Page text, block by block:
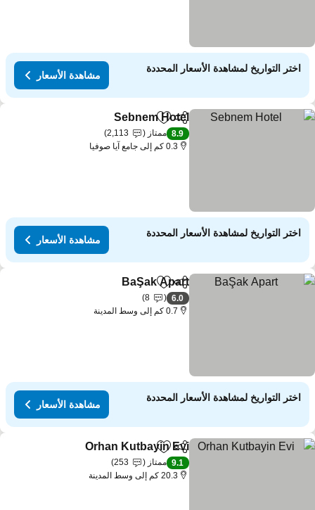
اختر التواريخ لمشاهدة الأسعار المحددة
مشاهدة الأسعار
مشاركةAdd to favorites
Sebnem Hotel
8.9 ممتاز
2,113
0.3 كم إلى جامع آيا صوفيا
اختر التواريخ لمشاهدة الأسعار المحددة
مشاهدة الأسعار
مشاركةAdd to favorites
BaŞak Apart
6.0
8
0.7 كم إلى وسط المدينة
اختر التواريخ لمشاهدة الأسعار المحددة
مشاهدة الأسعار
مشاركةAdd to favorites
Orhan Kutbayin Evi
9.1 ممتاز
253
20.3 كم إلى وسط المدينة